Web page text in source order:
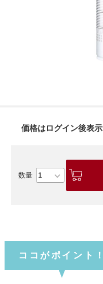
価格はログイン後表示
ココがポイント！